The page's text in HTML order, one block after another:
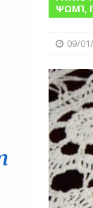
Fish and Chips
ΨΩΜΊ,
09/